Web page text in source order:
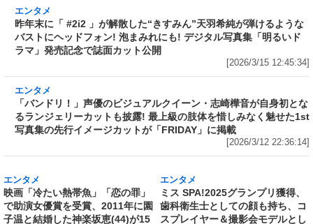
昨年末に「 #2i2 」が解散した“きすみん”天羽希
純が弾けるようなバストにヘッドフォン! 泡まみ
れにも! デジタル写真集「明るいドラマ」発売記
[2026/3/15 12:45:34]
エンタメ
「バンドリ！」声優のビジュアルクイーン・志
崎樺音が自身初となるランジェリーカットも披
露! 最上級の肢体を惜しみなく魅せた1st写真集
の先行イメージカットが「FRIDAY」に掲載